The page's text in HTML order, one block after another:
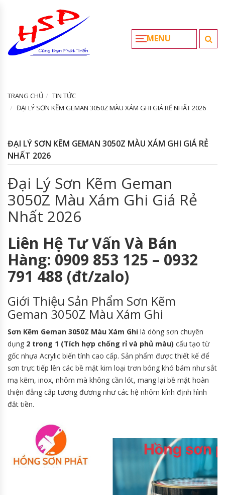
MENU
TRANG CHỦ
TIN TỨC
ĐẠI LÝ SƠN KẼM GEMAN 3050Z MÀU XÁM GHI GIÁ RẺ NHẤT 2026
ĐẠI LÝ SƠN KẼM GEMAN 3050Z MÀU XÁM GHI GIÁ RẺ
NHẤT 2026
Đại Lý Sơn Kẽm Geman
3050Z Màu Xám Ghi Giá Rẻ
Nhất 2026
Liên Hệ Tư Vấn Và Bán
Hàng: 0909 853 125 – 0932
791 488 (đt/zalo)
Giới Thiệu Sản Phẩm Sơn Kẽm
Geman 3050Z Màu Xám Ghi
Sơn Kẽm Geman 3050Z Màu Xám Ghi là dòng sơn chuyên
dụng 2 trong 1 (Tích hợp chống rỉ và phủ màu) cấu tạo từ
gốc nhựa Acrylic biến tính cao cấp. Sản phẩm được thiết kế để
sơn trực tiếp lên các bề mặt kim loại trơn bóng khó bám như sắt
mạ kẽm, inox, nhôm mà không cần lót, mang lại bề mặt hoàn
thiện đẳng cấp tương đương như các hệ nhôm kính định hình
đắt tiền.